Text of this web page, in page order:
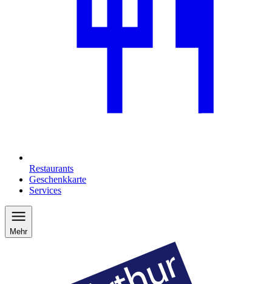
Restaurants
Geschenkkarte
Services
Mehr